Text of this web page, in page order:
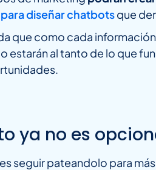
diseñar chatbotsque
que como cada
estarán al tanto de lo que
ya no es
seguir pateandolo para